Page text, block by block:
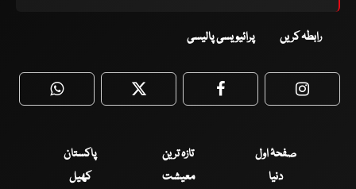
رابطہ کریں پرائیویسی پالیسی
WhatsApp Twitter Facebook
صفحۂ اول تازہ ترین
پاکستان
دنیا
معیشت کھیل